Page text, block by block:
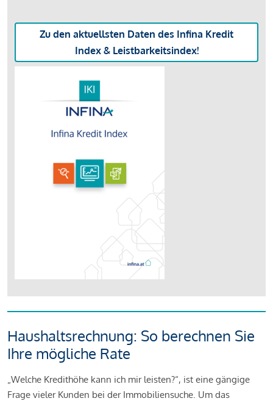
Zu den aktuellsten Daten des Infina Kredit
Index & Leistbarkeitsindex!
Haushaltsrechnung: So berechnen Sie
Ihre mögliche Rate
„Welche Kredithöhe kann ich mir leisten?“, ist eine gängige
Frage vieler Kunden bei der Immobiliensuche. Um das